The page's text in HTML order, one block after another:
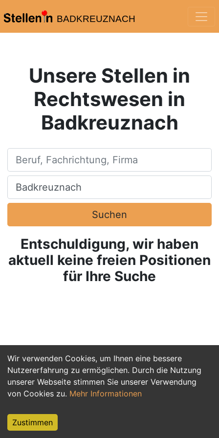
BADKREUZNACH
Wir verwenden Cookies, um Ihnen eine bessere
Nutzererfahrung zu ermöglichen. Durch die Nutzung
unserer Webseite stimmen Sie unserer Verwendung
von Cookies zu. Mehr Informationen
Zustimmen
Unsere Stellen in
Rechtswesen in
Badkreuznach
Beruf, Fachrichtung, Firma
Ort, Stadt
Suchen
Entschuldigung, wir haben
aktuell keine freien Positionen
für Ihre Suche